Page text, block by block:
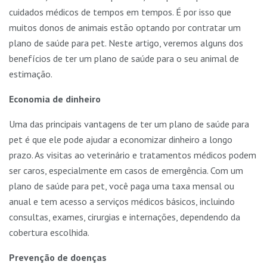
cuidados médicos de tempos em tempos. É por isso que
muitos donos de animais estão optando por contratar um
plano de saúde para pet. Neste artigo, veremos alguns dos
benefícios de ter um plano de saúde para o seu animal de
estimação.
Economia de dinheiro
Uma das principais vantagens de ter um plano de saúde para
pet é que ele pode ajudar a economizar dinheiro a longo
prazo. As visitas ao veterinário e tratamentos médicos podem
ser caros, especialmente em casos de emergência. Com um
plano de saúde para pet, você paga uma taxa mensal ou
anual e tem acesso a serviços médicos básicos, incluindo
consultas, exames, cirurgias e internações, dependendo da
cobertura escolhida.
Prevenção de doenças